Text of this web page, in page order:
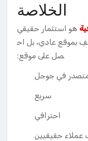
الخلاصة
هو استثمار حقيقي
بموقع عادي، بل اح
صل على موقع:
في جوجل
سريع
احترافي
عملاء حقيقيين